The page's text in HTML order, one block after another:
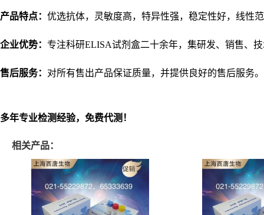
产品特点： 优选抗体，灵敏度高，特异性强，稳定性好，线性
企业优势： 专注科研ELISA试剂盒二十余年，集研发、销售、
售后服务： 对所有售出产品保证质量，并提供良好的售后服务。
多年专业检测经验，免费代测！
相关产品：